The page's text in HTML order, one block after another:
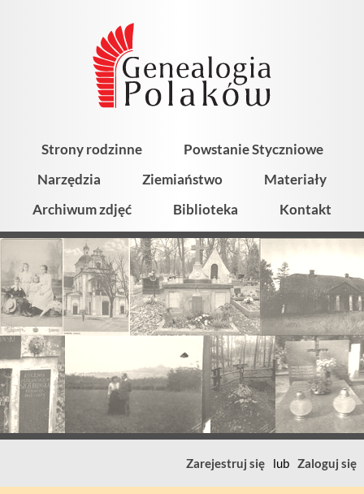
Strony rodzinne
Powstanie Styczniowe
Narzędzia
Ziemiaństwo
Materiały
Archiwum zdjęć
Biblioteka Kontakt
Zarejestruj się lub Zaloguj się